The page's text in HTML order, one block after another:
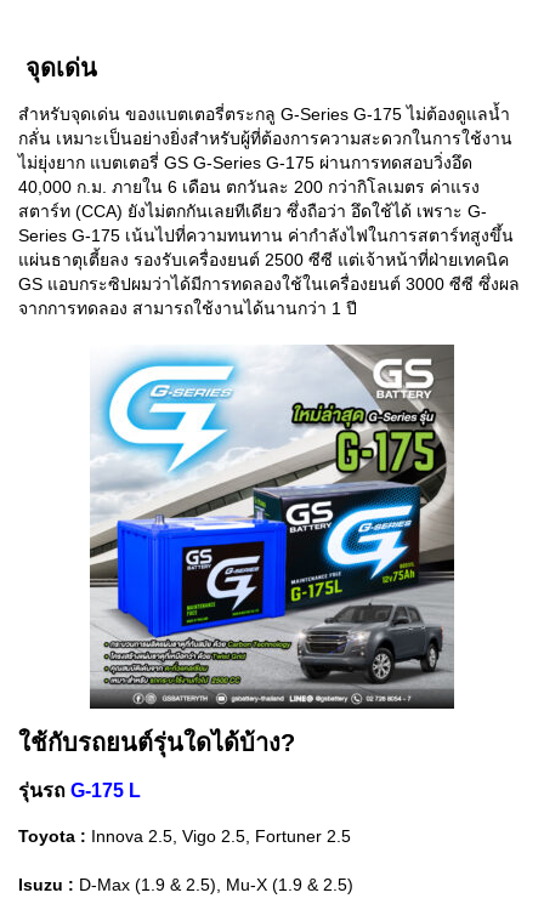
จุดเด่น
สำหรับจุดเด่น ของแบตเตอรี่ตระกลู G-Series G-175 ไม่ต้องดูแลน้ำ
กลั่น เหมาะเป็นอย่างยิ่งสำหรับผู้ที่ต้องการความสะดวกในการใช้งาน
ไม่ยุ่งยาก แบตเตอรี่ GS G-Series G-175 ผ่านการทดสอบวิ่งอึด
40,000 ก.ม. ภายใน 6 เดือน ตกวันละ 200 กว่ากิโลเมตร ค่าแรง
สตาร์ท (CCA) ยังไม่ตกกันเลยทีเดียว ซึ่งถือว่า อึดใช้ได้ เพราะ G-
Series G-175 เน้นไปที่ความทนทาน ค่ากำลังไฟในการสตาร์ทสูงขึ้น
แผ่นธาตุเตี้ยลง รองรับเครื่องยนต์ 2500 ซีซี แต่เจ้าหน้าที่ฝ่ายเทคนิค
GS แอบกระซิปผมว่าได้มีการทดลองใช้ในเครื่องยนต์ 3000 ซีซี ซึ่งผล
จากการทดลอง สามารถใช้งานได้นานกว่า 1 ปี
ใช้กับรถยนต์รุ่นใดได้บ้าง?
รุ่นรถ G-175 L
Toyota : Innova 2.5, Vigo 2.5, Fortuner 2.5
Isuzu : D-Max (1.9 & 2.5), Mu-X (1.9 & 2.5)